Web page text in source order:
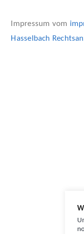
Impressum vom
Hasselbach